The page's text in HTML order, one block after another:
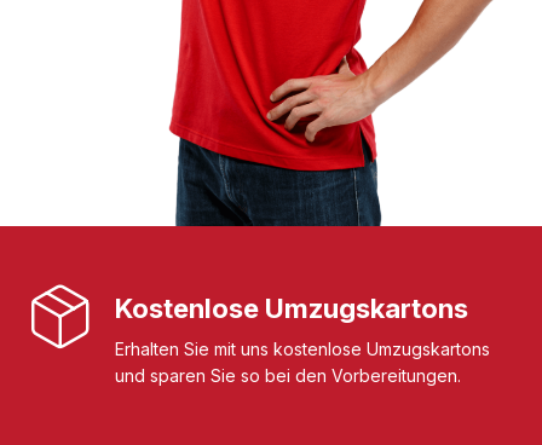
Kostenlose Umzugskartons
Erhalten Sie mit uns kostenlose Umzugskartons
und sparen Sie so bei den Vorbereitungen.